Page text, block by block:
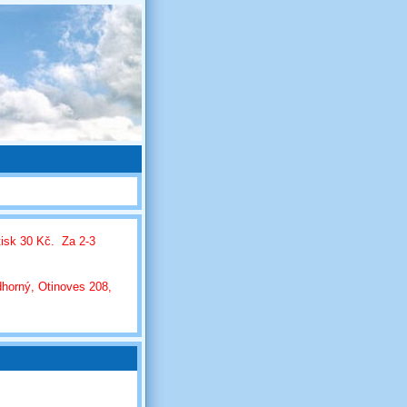
30 Kč. Za 2-3
Otinoves 208,